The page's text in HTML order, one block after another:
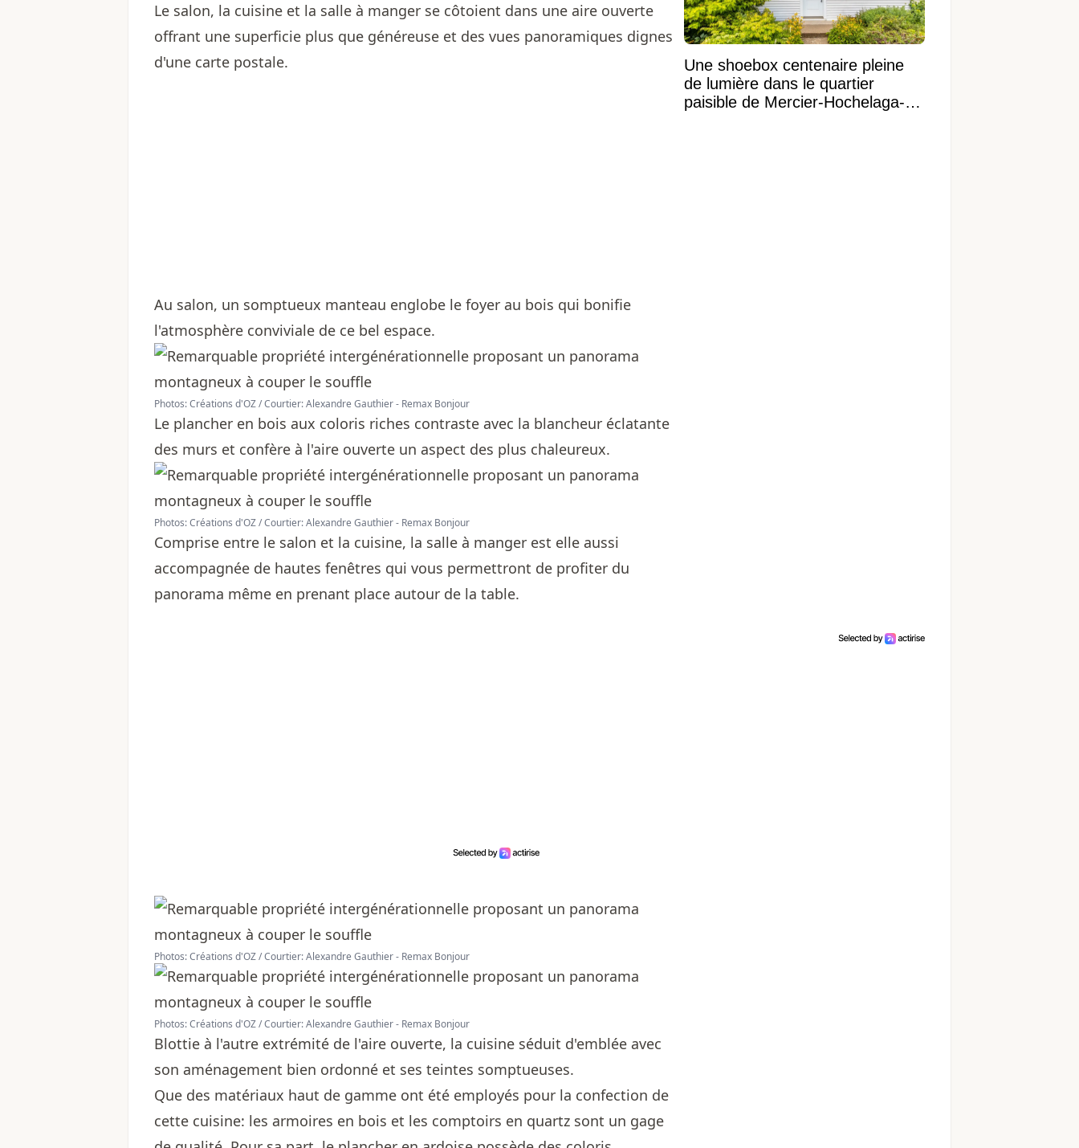
Le salon, la cuisine et la salle à manger se côtoient dans une aire ouverte
offrant une superficie plus que généreuse et des vues panoramiques dignes
d'une carte postale.
Au salon, un somptueux manteau englobe le foyer au bois qui bonifie
l'atmosphère conviviale de ce bel espace.
Photos: Créations d'OZ / Courtier: Alexandre Gauthier - Remax Bonjour
Le plancher en bois aux coloris riches contraste avec la blancheur éclatante
des murs et confère à l'aire ouverte un aspect des plus chaleureux.
Photos: Créations d'OZ / Courtier: Alexandre Gauthier - Remax Bonjour
Comprise entre le salon et la cuisine, la salle à manger est elle aussi
accompagnée de hautes fenêtres qui vous permettront de profiter du
panorama même en prenant place autour de la table.
Photos: Créations d'OZ / Courtier: Alexandre Gauthier - Remax Bonjour
Photos: Créations d'OZ / Courtier: Alexandre Gauthier - Remax Bonjour
Blottie à l'autre extrémité de l'aire ouverte, la cuisine séduit d'emblée avec
son aménagement bien ordonné et ses teintes somptueuses.
Que des matériaux haut de gamme ont été employés pour la confection de
cette cuisine: les armoires en bois et les comptoirs en quartz sont un gage
Une shoebox centenaire pleine
de lumière dans le quartier
paisible de Mercier-Hochelaga-